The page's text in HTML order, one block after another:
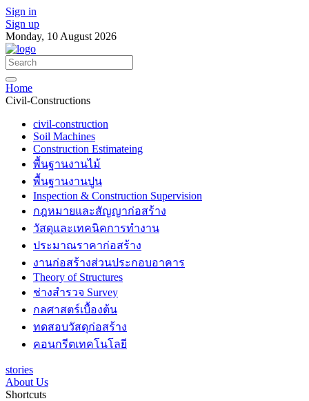
Sign in
Sign up
Monday, 10 August 2026
Home
Civil-Constructions
civil-construction
Soil Machines
Construction Estimateing
พื้นฐานงานไม้
พื้นฐานงานปูน
Inspection & Construction Supervision
กฎหมายและสัญญาก่อสร้าง
วัสดุและเทคนิคการทำงาน
ประมาณราคาก่อสร้าง
งานก่อสร้างส่วนประกอบอาคาร
Theory of Structures
ช่างสำรวจ Survey
กลศาสตร์เบื้องต้น
ทดสอบวัสดุก่อสร้าง
คอนกรีตเทคโนโลยี
stories
About Us
Shortcuts